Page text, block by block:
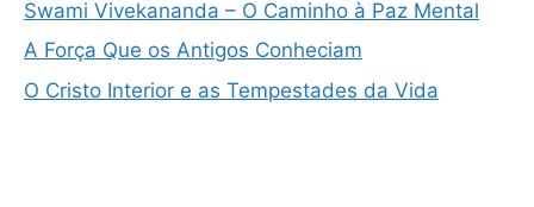
Swami Vivekananda – O Caminho à Paz Mental
A Força Que os Antigos Conheciam
O Cristo Interior e as Tempestades da Vida